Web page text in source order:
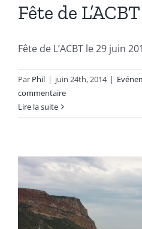
Fête de
Fête de L’ACBT le 29 juin
Par Phil | juin 24th, 2014 |
commentaire
Lire la suite